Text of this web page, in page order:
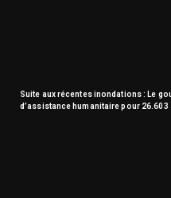
Suite aux récentes inondations : Le
d’assistance humanitaire pour